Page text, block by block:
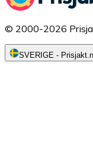
© 2000-2026
SVERIGE -